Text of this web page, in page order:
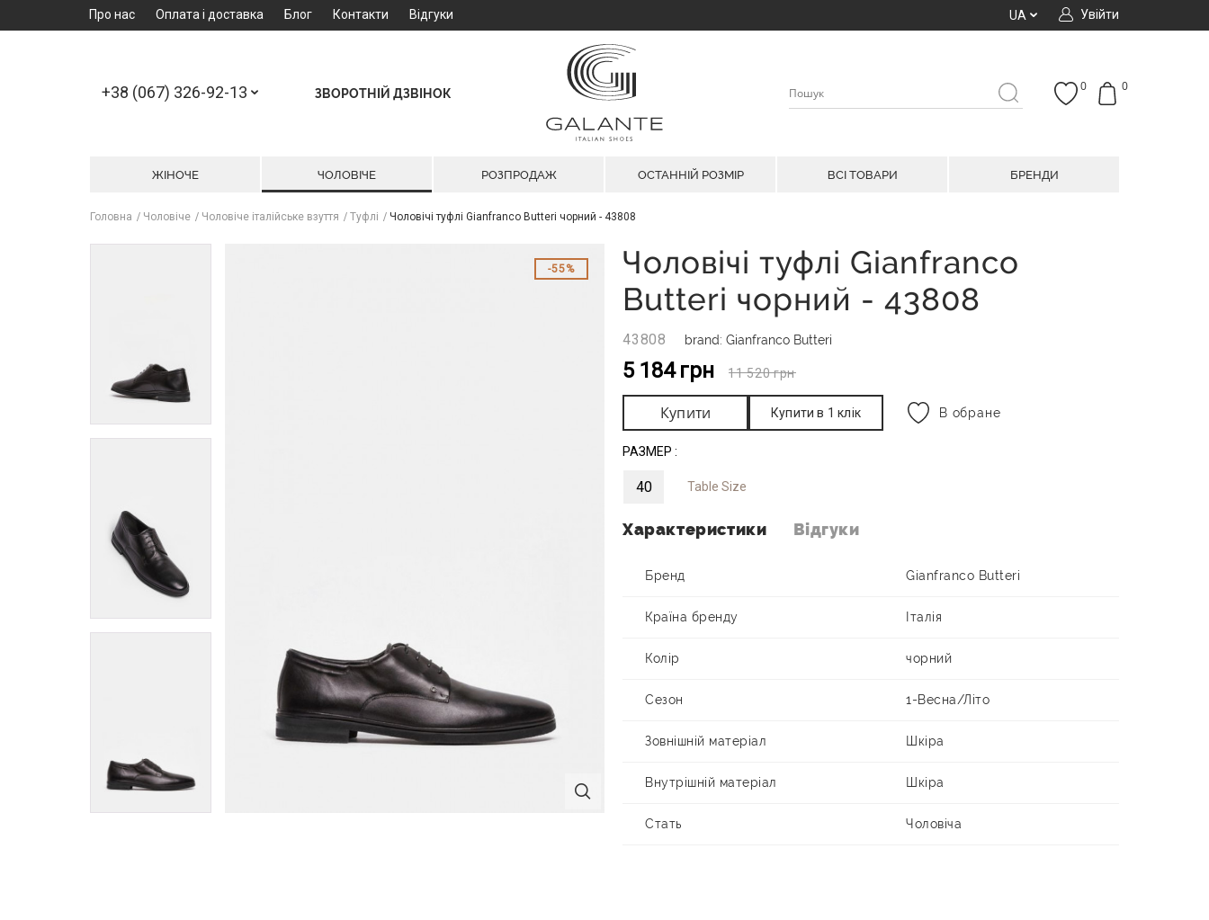
Про нас Оплата і доставка Блог Контакти Відгуки Увійти
UA
+38 (067) 326-92-13 ЗВОРОТНІЙ ДЗВІНОК
0
0
ЖІНОЧЕ ЧОЛОВІЧЕ РОЗПРОДАЖ ОСТАННІЙ РОЗМІР ВСІ ТОВАРИ БРЕНДИ
Головна Чоловіче Чоловіче італійське взуття Туфлі Чоловічі туфлі Gianfranco Butteri чорний - 43808
55%
Чоловічі туфлі Gianfranco
Butteri чорний - 43808
43808 brand: Gianfranco Butteri
5 184грн 11 520грн
Купити Купити в 1 клік В обране
РАЗМЕР :
40 Table Size
Характеристики Відгуки
Бренд Gianfranco Butteri
Країна бренду Італія
Колір чорний
Сезон 1-Весна/Літо
Зовнішній матеріал Шкіра
Внутрішній матеріал Шкіра
Стать Чоловіча